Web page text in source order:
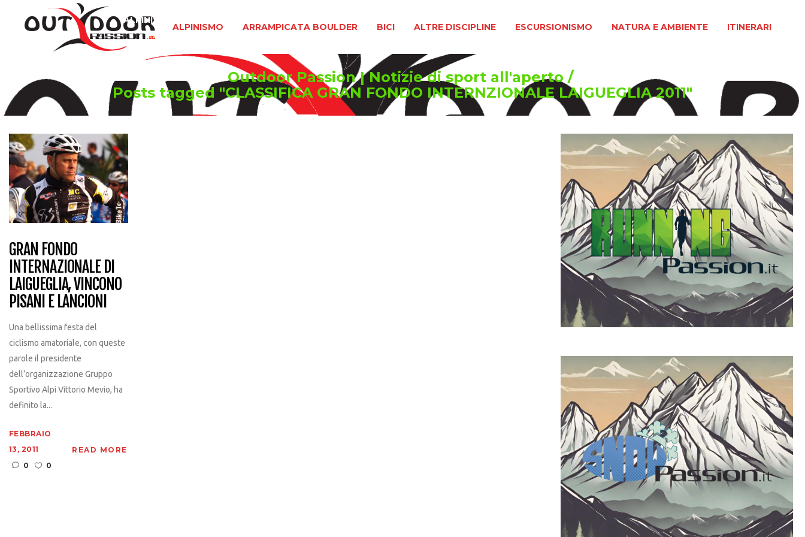
ALPINISMO ARRAMPICATA BOULDER BICI ALTRE DISCIPLINE ESCURSIONISMO NATURA E AMBIENTE ITINERARI
ALPINISMO
Outdoor Passion | Notizie di sport all'aperto /
Posts tagged "CLASSIFICA GRAN FONDO INTERNZIONALE LAIGUEGLIA 2011"
GRAN FONDO
INTERNAZIONALE DI
LAIGUEGLIA, VINCONO
PISANI E LANCIONI
Una bellissima festa del
ciclismo amatoriale, con queste
parole il presidente
dell’organizzazione Gruppo
Sportivo Alpi Vittorio Mevio, ha
definito la...
FEBBRAIO
13, 2011
0
0
READ MORE